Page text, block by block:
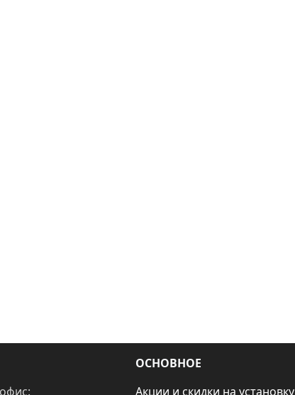
ОСНОВНОЕ
Акции и скидки на установку